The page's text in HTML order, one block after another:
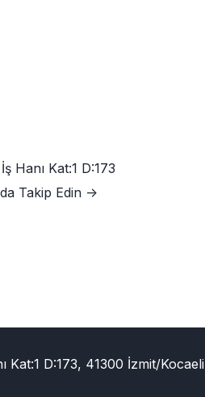
Hanı Kat:1 D:173
Takip Edin ->
Kat:1 D:173, 41300 İzmit/Kocaeli